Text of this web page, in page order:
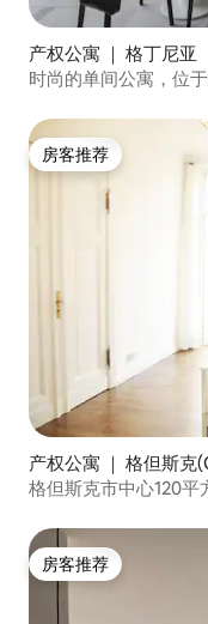
产权公寓 ｜ 格丁尼亚
时尚的单间公寓，位
房客推荐
房客推荐
产权公寓 ｜ 格但斯克
格但斯克市中心120平
房客推荐
房客推荐